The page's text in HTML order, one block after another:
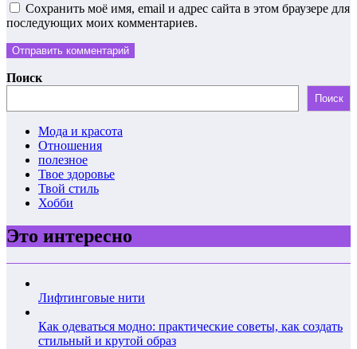
Сохранить моё имя, email и адрес сайта в этом браузере для
последующих моих комментариев.
Поиск
Поиск
Мода и красота
Отношения
полезное
Твое здоровье
Твой стиль
Хобби
Это интересно
Лифтинговые нити
Как одеваться модно: практические советы, как создать
стильный и крутой образ